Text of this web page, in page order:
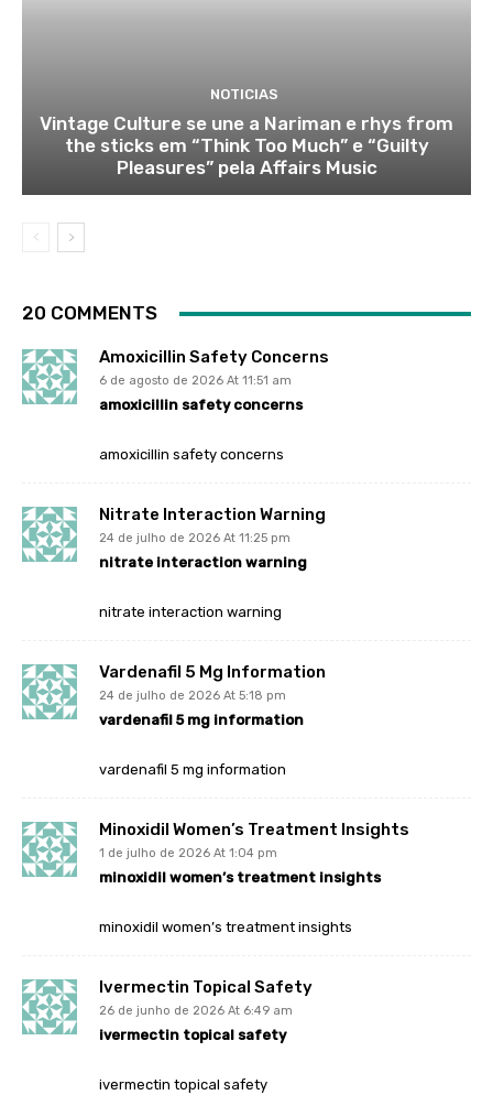
NOTICIAS
Vintage Culture se une a Nariman e rhys from
the sticks em “Think Too Much” e “Guilty
Pleasures” pela Affairs Music
20 COMMENTS
Amoxicillin Safety Concerns
6 de agosto de 2026 At 11:51 am
amoxicillin safety concerns
amoxicillin safety concerns
Nitrate Interaction Warning
24 de julho de 2026 At 11:25 pm
nitrate interaction warning
nitrate interaction warning
Vardenafil 5 Mg Information
24 de julho de 2026 At 5:18 pm
vardenafil 5 mg information
vardenafil 5 mg information
Minoxidil Women’s Treatment Insights
1 de julho de 2026 At 1:04 pm
minoxidil women’s treatment insights
minoxidil women’s treatment insights
Ivermectin Topical Safety
26 de junho de 2026 At 6:49 am
ivermectin topical safety
ivermectin topical safety